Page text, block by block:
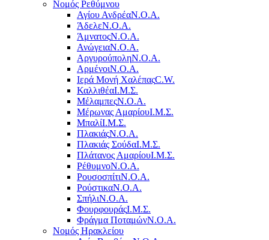
Νομός Ρεθύμνου
Αγίου ΑνδρέαΝ.Ο.Α.
ΆδελεΝ.Ο.Α.
ΆμνατοςΝ.Ο.Α.
ΑνώγειαΝ.Ο.Α.
ΑργυρούποληΝ.Ο.Α.
ΑρμένοιΝ.Ο.Α.
Ιερά Μονή ΧαλέπαςC.W.
ΚαλλιθέαΙ.Μ.Σ.
ΜέλαμπεςΝ.Ο.Α.
Μέρωνας ΑμαρίουΙ.Μ.Σ.
ΜπαλίΙ.Μ.Σ.
ΠλακιάςΝ.Ο.Α.
Πλακιάς ΣούδαΙ.Μ.Σ.
Πλάτανος ΑμαρίουΙ.Μ.Σ.
ΡέθυμνοΝ.Ο.Α.
ΡουσοσπίτιΝ.Ο.Α.
ΡούστικαΝ.Ο.Α.
ΣπήλιΝ.Ο.Α.
ΦουρφουράςΙ.Μ.Σ.
Φράγμα ΠοταμώνΝ.Ο.Α.
Νομός Ηρακλείου